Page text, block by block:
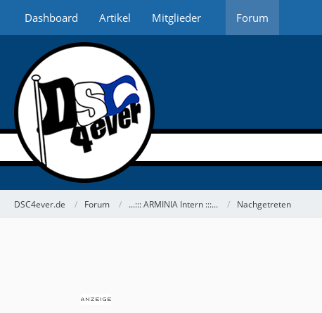
Dashboard Artikel Mitglieder Forum
DSC4ever.de Forum ...::: ARMINIA Intern :::... Nachgetreten